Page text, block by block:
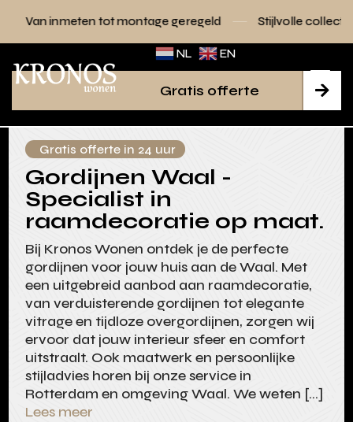
tot montage geregeld Stijlvolle collecties voor elk
NL EN

Gratis offerte
Gratis offerte in 24 uur
Gordijnen Waal -
Specialist in
raamdecoratie op maat.
Bij Kronos Wonen ontdek je de perfecte
gordijnen voor jouw huis aan de Waal. Met
een uitgebreid aanbod aan raamdecoratie,
van verduisterende gordijnen tot elegante
vitrage en tijdloze overgordijnen, zorgen wij
ervoor dat jouw interieur sfeer en comfort
uitstraalt. Ook maatwerk en persoonlijke
stijladvies horen bij onze service in
Rotterdam en omgeving Waal. We weten […]
Lees meer